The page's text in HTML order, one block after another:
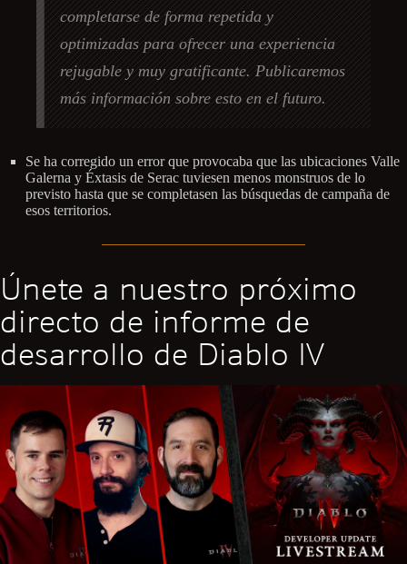
completarse de forma repetida y
optimizadas para ofrecer una experiencia
rejugable y muy gratificante. Publicaremos
más información sobre esto en el futuro.
Se ha corregido un error que provocaba que las ubicaciones Valle
Galerna y Éxtasis de Serac tuviesen menos monstruos de lo
previsto hasta que se completasen las búsquedas de campaña de
esos territorios.
Únete a nuestro próximo
directo de informe de
desarrollo de Diablo IV